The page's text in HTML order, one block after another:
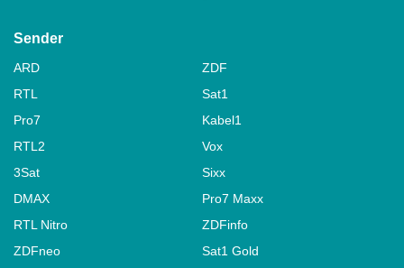
Sender
ARD
ZDF
RTL
Sat1
Pro7
Kabel1
RTL2
Vox
3Sat
Sixx
DMAX
Pro7 Maxx
RTL Nitro
ZDFinfo
ZDFneo
Sat1 Gold